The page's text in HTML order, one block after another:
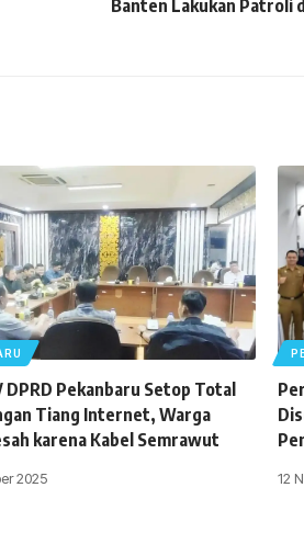
Banten Lakukan Patroli
DPRD Pekanbaru Setop Total
Tiang Internet, Warga
karena Kabel Semrawut
2025 12